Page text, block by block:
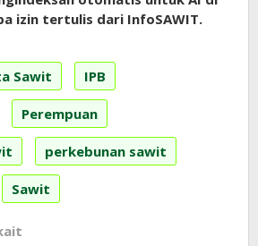
izin tertulis dari InfoSAWIT.
Sawit IPB
Perempuan
perkebunan sawit
Sawit